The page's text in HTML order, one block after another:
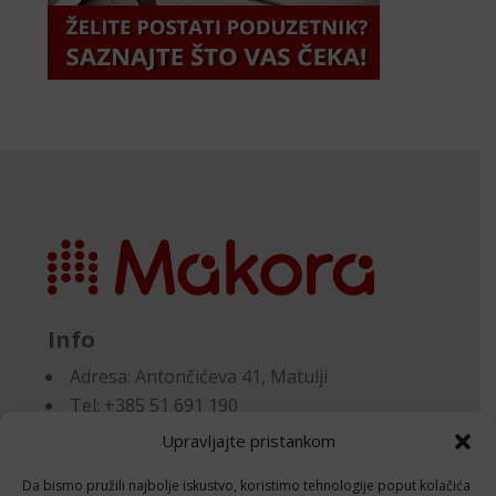
Upravljajte pristankom
Da bismo pružili najbolje iskustvo, koristimo tehnologije poput kolačića
Info
Adresa:Antončićeva 41, Matulji
Tel: +385 51 691 190
Email:knjigovodstvo@makora.hr